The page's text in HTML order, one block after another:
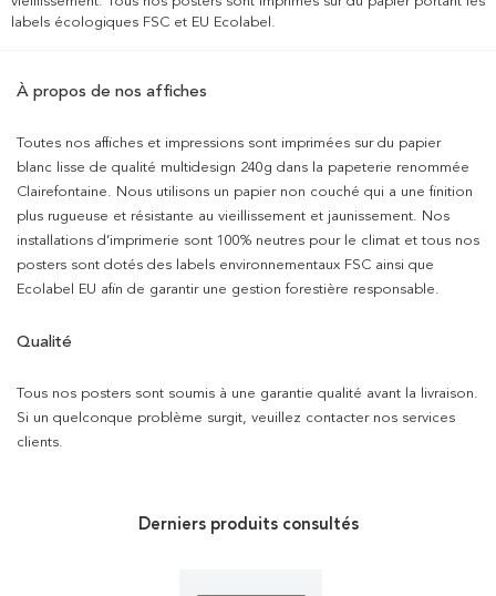
labels écologiques FSC et EU Ecolabel.
À propos de nos affiches
Toutes nos affiches et impressions sont imprimées sur du papier
blanc lisse de qualité multidesign 240g dans la papeterie renommée
Clairefontaine. Nous utilisons un papier non couché qui a une finition
plus rugueuse et résistante au vieillissement et jaunissement. Nos
installations d’imprimerie sont 100% neutres pour le climat et tous nos
posters sont dotés des labels environnementaux FSC ainsi que
Ecolabel EU afin de garantir une gestion forestière responsable.
Qualité
Tous nos posters sont soumis à une garantie qualité avant la livraison.
Si un quelconque problème surgit, veuillez contacter nos services
clients.
Derniers produits consultés